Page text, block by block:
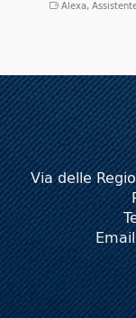
Alexa,
Via delle